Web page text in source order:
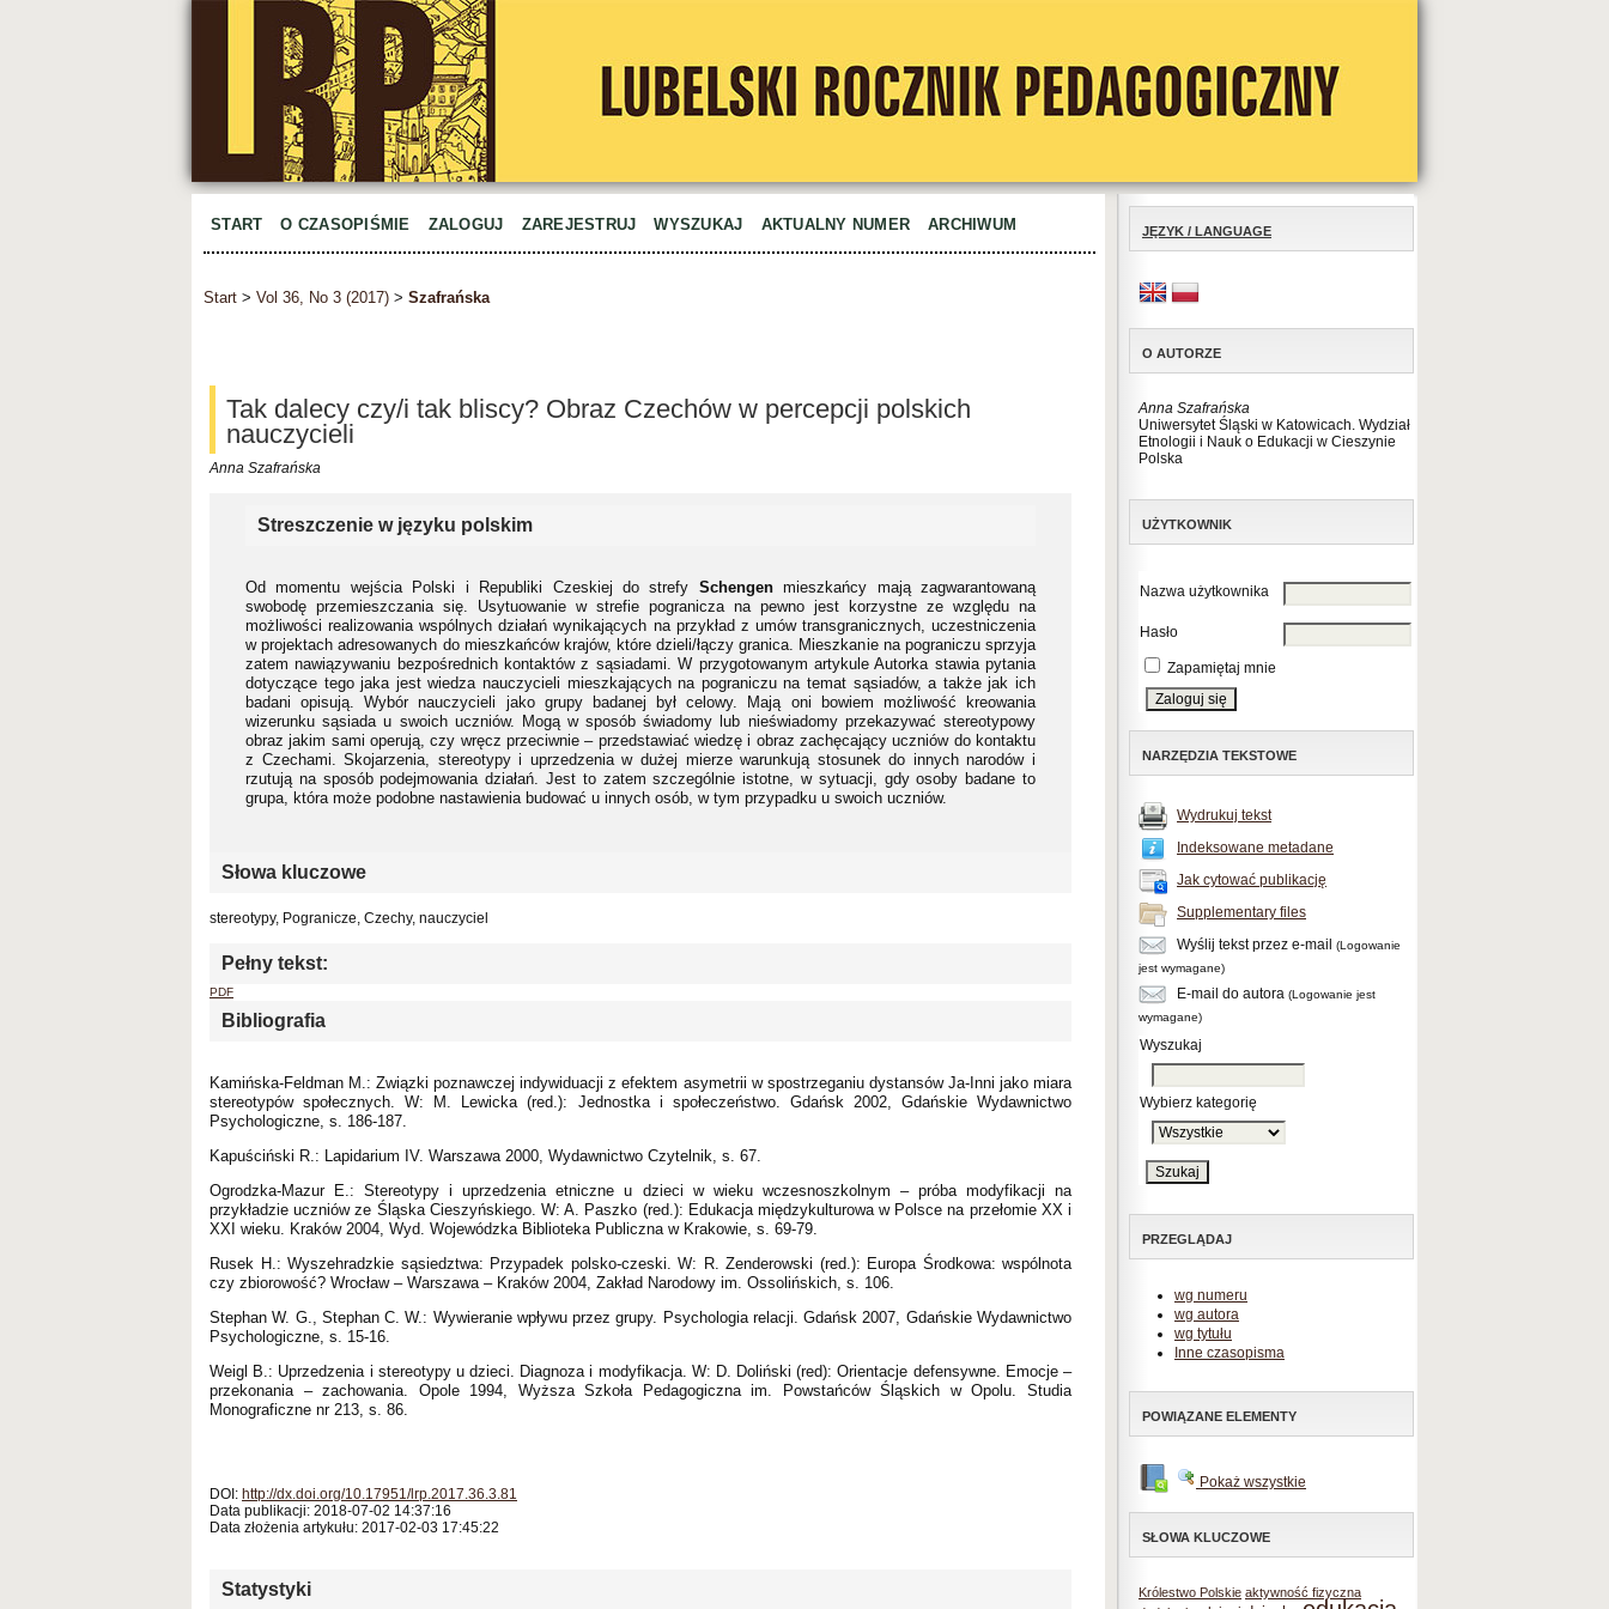
JĘZYK / LANGUAGE
O AUTORZE
Anna Szafrańska
Uniwersytet Śląski w Katowicach. Wydział
Etnologii i Nauk o Edukacji w Cieszynie
Polska
UŻYTKOWNIK
Nazwa użytkownika
Hasło
Zapamiętaj mnie
NARZĘDZIA TEKSTOWE
Wydrukuj tekst
Indeksowane metadane
Jak cytować publikację
Supplementary files
Wyślij tekst przez e-mail
(Logowanie
jest wymagane)
E-mail do autora (Logowanie jest
wymagane)
Wyszukaj
Wybierz kategorię
PRZEGLĄDAJ
wg numeru
wg autora
wg tytułu
Inne czasopisma
POWIĄZANE ELEMENTY
Pokaż wszystkie
SŁOWA KLUCZOWE
Królestwo Polskie aktywność fizyczna
START O CZASOPIŚMIE ZALOGUJ ZAREJESTRUJ WYSZUKAJ AKTUALNY NUMER ARCHIWUM
Start > Vol 36, No 3 (2017) > Szafrańska
Tak dalecy czy/i tak bliscy? Obraz Czechów w percepcji polskich
nauczycieli
Anna Szafrańska
Streszczenie w języku polskim
Od momentu wejścia Polski i Republiki Czeskiej do strefy Schengenmieszkańcy mają zagwarantowaną
swobodę przemieszczania się. Usytuowanie w strefie pogranicza na pewno jest korzystne ze względu na
możliwości realizowania wspólnych działań wynikających na przykład z umów transgranicznych, uczestniczenia
w projektach adresowanych do mieszkańców krajów, które dzieli/łączy granica. Mieszkanie na pograniczu sprzyja
zatem nawiązywaniu bezpośrednich kontaktów z sąsiadami. W przygotowanym artykule Autorka stawia pytania
dotyczące tego jaka jest wiedza nauczycieli mieszkających na pograniczu na temat sąsiadów, a także jak ich
badani opisują. Wybór nauczycieli jako grupy badanej był celowy. Mają oni bowiem możliwość kreowania
wizerunku sąsiada u swoich uczniów. Mogą w sposób świadomy lub nieświadomy przekazywać stereotypowy
obraz jakim sami operują, czy wręcz przeciwnie – przedstawiać wiedzę i obraz zachęcający uczniów do kontaktu
z Czechami. Skojarzenia, stereotypy i uprzedzenia w dużej mierze warunkują stosunek do innych narodów i
rzutują na sposób podejmowania działań. Jest to zatem szczególnie istotne, w sytuacji, gdy osoby badane to
grupa, która może podobne nastawienia budować u innych osób, w tym przypadku u swoich uczniów.
Słowa kluczowe
stereotypy, Pogranicze, Czechy, nauczyciel
Pełny tekst:
PDF
Bibliografia
Kamińska-Feldman M.: Związki poznawczej indywiduacji z efektem asymetrii w spostrzeganiu dystansów Ja-Inni jako miara
stereotypów społecznych. W: M. Lewicka (red.): Jednostka i społeczeństwo. Gdańsk 2002, Gdańskie Wydawnictwo
Psychologiczne, s. 186-187.
Kapuściński R.: Lapidarium IV. Warszawa 2000, Wydawnictwo Czytelnik, s. 67.
Ogrodzka-Mazur E.: Stereotypy i uprzedzenia etniczne u dzieci w wieku wczesnoszkolnym – próba modyfikacji na
przykładzie uczniów ze Śląska Cieszyńskiego. W: A. Paszko (red.): Edukacja międzykulturowa w Polsce na przełomie XX i
XXI wieku. Kraków 2004, Wyd. Wojewódzka Biblioteka Publiczna w Krakowie, s. 69-79.
Rusek H.: Wyszehradzkie sąsiedztwa: Przypadek polsko-czeski. W: R. Zenderowski (red.): Europa Środkowa: wspólnota
czy zbiorowość? Wrocław – Warszawa – Kraków 2004, Zakład Narodowy im. Ossolińskich, s. 106.
Stephan W. G., Stephan C. W.: Wywieranie wpływu przez grupy. Psychologia relacji. Gdańsk 2007, Gdańskie Wydawnictwo
Psychologiczne, s. 15-16.
Weigl B.: Uprzedzenia i stereotypy u dzieci. Diagnoza i modyfikacja. W: D. Doliński (red): Orientacje defensywne. Emocje –
przekonania – zachowania. Opole 1994, Wyższa Szkoła Pedagogiczna im. Powstańców Śląskich w Opolu. Studia
Monograficzne nr 213, s. 86.
DOI: http://dx.doi.org/10.17951/lrp.2017.36.3.81
Data publikacji: 2018-07-02 14:37:16
Data złożenia artykułu: 2017-02-03 17:45:22
Statystyki